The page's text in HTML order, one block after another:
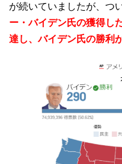
が続いていましたが、つ
ー・バイデン氏の獲得し
達し、バイデン氏の勝利